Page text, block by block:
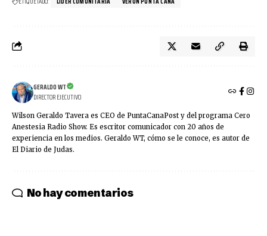
GERALDO WT
DIRECTOR EJECUTIVO
Wilson Geraldo Tavera es CEO de PuntaCanaPost y del programa Cero
Anestesia Radio Show. Es escritor comunicador con 20 años de
experiencia en los medios. Geraldo WT, cómo se le conoce, es autor de
El Diario de Judas.
No hay comentarios